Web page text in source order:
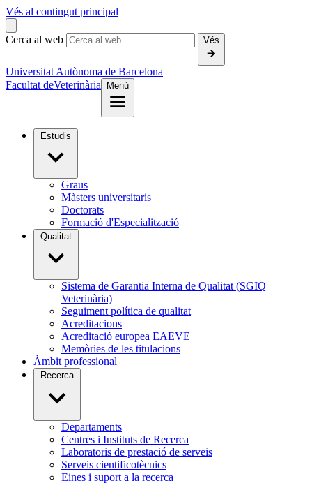
Vés al contingut principal
Cerca al web Vés
Universitat Autònoma de Barcelona
Facultat deVeterinària Menú
Estudis
Graus
Màsters universitaris
Doctorats
Formació d'Especialització
Qualitat
Sistema de Garantia Interna de Qualitat (SGIQ
Veterinària)
Seguiment política de qualitat
Acreditacions
Acreditació europea EAEVE
Memòries de les titulacions
Àmbit professional
Recerca
Departaments
Centres i Instituts de Recerca
Laboratoris de prestació de serveis
Serveis cientificotècnics
Eines i suport a la recerca